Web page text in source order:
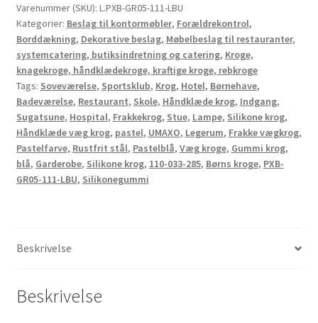
vægmontering,
lavet
af
massivt
rustfrit
stål,
bæreevne:
10
kg,
overflade:
111-
til
Varenummer (SKU): L.PXB-GR05-111-LBU
Kategorier: Beslag til kontormøbler, Forældrekontrol,
Borddækning, Dekorative beslag, Møbelbeslag til restauranter,
systemcatering, butiksindretning og catering, Kroge,
knagekroge, håndklædekroge, kraftige kroge, rebkroge
Tags: Soveværelse, Sportsklub, Krog, Hotel, Børnehave,
Badeværelse, Restaurant, Skole, Håndklæde krog, Indgang,
Sugatsune, Hospital, Frakkekrog, Stue, Lampe, Silikone krog,
Håndklæde væg krog, pastel, UMAXO, Legerum, Frakke vægkrog,
Pastelfarve, Rustfrit stål, Pastelblå, Væg kroge, Gummi krog,
blå, Garderobe, Silikone krog, 110-033-285, Børns kroge, PXB-
GR05-111-LBU, Silikonegummi
Beskrivelse
Beskrivelse